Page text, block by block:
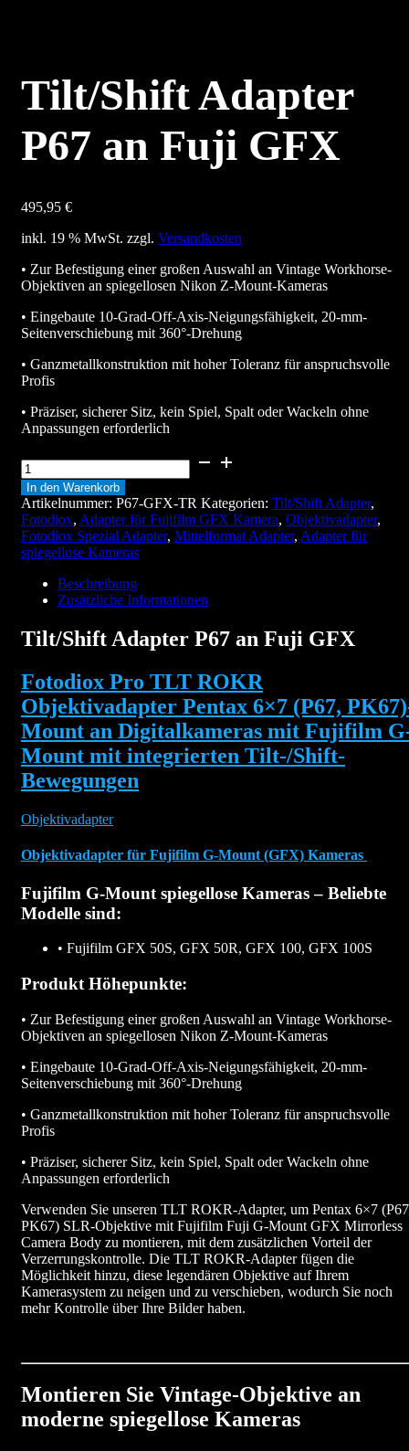
Tilt/Shift Adapter
P67 an Fuji GFX
495,95 €
inkl. 19 % MwSt. zzgl. Versandkosten
• Zur Befestigung einer großen Auswahl an Vintage Workhorse-
Objektiven an spiegellosen Nikon Z-Mount-Kameras
• Eingebaute 10-Grad-Off-Axis-Neigungsfähigkeit, 20-mm-
Seitenverschiebung mit 360°-Drehung
• Ganzmetallkonstruktion mit hoher Toleranz für anspruchsvolle
Profis
• Präziser, sicherer Sitz, kein Spiel, Spalt oder Wackeln ohne
Anpassungen erforderlich
Tilt/Shift
Adapter
P67
an
Fuji
GFX
Menge
In den Warenkorb
Artikelnummer: P67-GFX-TR Kategorien: Tilt/Shift Adapter,
Fotodiox, Adapter für Fujifilm GFX Kamera, Objektivadapter,
Fotodiox Spezial Adapter, Mittelformat Adapter, Adapter für
spiegellose Kameras
Beschreibung
Zusätzliche Informationen
Tilt/Shift Adapter P67 an Fuji GFX
Fotodiox Pro TLT ROKR
Objektivadapter Pentax 6×7 (P67,
Mount an Digitalkameras mit Fujifilm
Mount mit integrierten Tilt-/Shift-
Bewegungen
Objektivadapter
Objektivadapter für Fujifilm G-Mount (GFX) Kameras
Fujifilm G-Mount spiegellose Kameras – Beliebte
Modelle sind:
• Fujifilm GFX 50S, GFX 50R, GFX 100, GFX 100S
Produkt Höhepunkte:
• Zur Befestigung einer großen Auswahl an Vintage Workhorse-
Objektiven an spiegellosen Nikon Z-Mount-Kameras
• Eingebaute 10-Grad-Off-Axis-Neigungsfähigkeit, 20-mm-
Seitenverschiebung mit 360°-Drehung
• Ganzmetallkonstruktion mit hoher Toleranz für anspruchsvolle
Profis
• Präziser, sicherer Sitz, kein Spiel, Spalt oder Wackeln ohne
Anpassungen erforderlich
Verwenden Sie unseren TLT ROKR-Adapter, um Pentax 6×7
PK67) SLR-Objektive mit Fujifilm Fuji G-Mount GFX Mirrorless
Camera Body zu montieren, mit dem zusätzlichen Vorteil der
Verzerrungskontrolle. Die TLT ROKR-Adapter fügen die
Möglichkeit hinzu, diese legendären Objektive auf Ihrem
Kamerasystem zu neigen und zu verschieben, wodurch Sie noch
mehr Kontrolle über Ihre Bilder haben.
Montieren Sie Vintage-Objektive an
moderne spiegellose Kameras